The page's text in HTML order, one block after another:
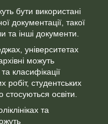
бути використані
документації, такої
та інші документи.
університетах
можуть
класифікації
робіт, студентських
стосуються освіти.
та